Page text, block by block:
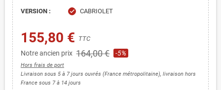
VERSION : check CABRIOLET
155,80 € TTC
Notre ancien prix 164,00 € -5%
Hors frais de port
Livraison sous 5 à 7 jours ouvrés (France métropolitaine), livraison hors
France sous 7 à 14 jours